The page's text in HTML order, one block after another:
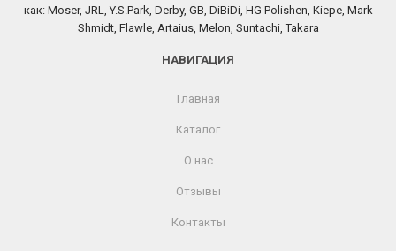
как: Moser, JRL, Y.S.Park, Derby, GB, DiBiDi, HG Polishen, Kiepe, Mark
Shmidt, Flawle, Artaius, Melon, Suntachi, Takara
НАВИГАЦИЯ
Главная
Каталог
О нас
Отзывы
Контакты